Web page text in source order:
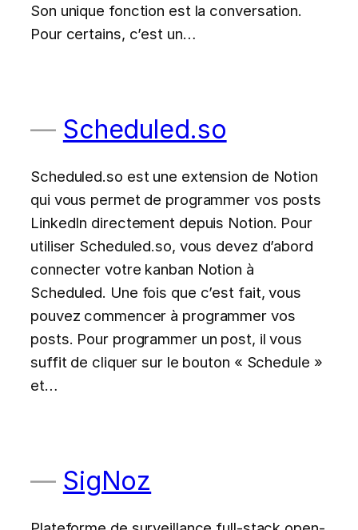
Son unique fonction est la conversation.
Pour certains, c’est un…
Scheduled.so
Scheduled.so est une extension de Notion
qui vous permet de programmer vos posts
LinkedIn directement depuis Notion. Pour
utiliser Scheduled.so, vous devez d’abord
connecter votre kanban Notion à
Scheduled. Une fois que c’est fait, vous
pouvez commencer à programmer vos
posts. Pour programmer un post, il vous
suffit de cliquer sur le bouton « Schedule »
et…
SigNoz